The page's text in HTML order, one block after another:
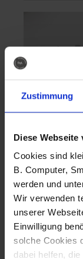
Zustimmung
Diese Webseite
Cookies sind
B. Computer,
werden und
Wir verwenden
unserer
Einwilligung
solche Cookies
dabei helfen,
Fotografo:
Sternbach
Download